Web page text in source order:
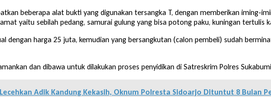
beberapa alat bukti yang digunakan tersangka T, dengan memberikan iming-
yaitu sebilah pedang, samurai gulung yang bisa potong paku, kuningan tertulis
dengan harga 25 juta, kemudian yang bersangkutan (calon pembeli) sudah
dan dibawa untuk dilakukan proses penyidikan di Satreskrim Polres
Adik Kandung Kekasih, Oknum Polresta Sidoarjo Dituntut 8 Bulan